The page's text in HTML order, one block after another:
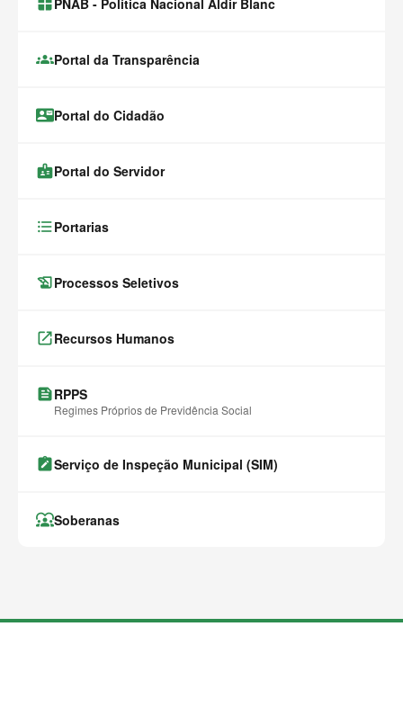
window.alert(
PNAB - Política Nacional Aldir Blanc
groupsPortal da Transparência
contact_mailPortal do Cidadão
badgePortal do Servidor
format_list_bulletedPortarias
history_eduProcessos Seletivos
launchRecursos Humanos
feedRPPS
Regimes Próprios de Previdência Social
note_altServiço de Inspeção Municipal (SIM)
diversity_1Soberanas
M